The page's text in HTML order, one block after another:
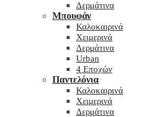
Δερμάτινα
Μπουφάν
Καλοκαιρινά
Χειμερινά
Δερμάτινα
Urban
4 Εποχών
Παντελόνια
Καλοκαιρινά
Χειμερινά
Δερμάτινα